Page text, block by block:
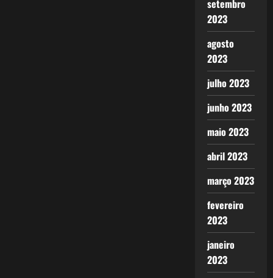
setembro
2023
agosto
2023
julho 2023
junho 2023
maio 2023
abril 2023
março 2023
fevereiro
2023
janeiro
2023